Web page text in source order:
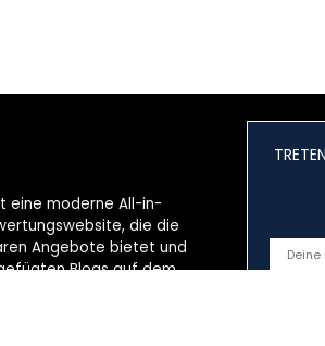
eine moderne All-in-
die die
Angebote bietet und
Blogs auf dem